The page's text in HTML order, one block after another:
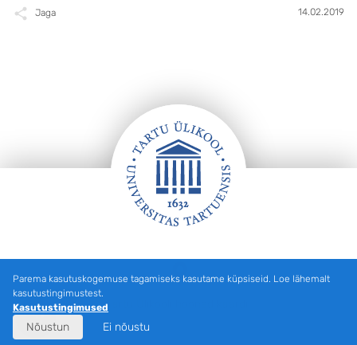
Jaga 14.02.2019
Tartu Ülikooli hooned kaardil
Parema kasutuskogemuse tagamiseks kasutame küpsiseid. Loe lähemalt
kasutustingimustest.
Kasutustingimused
Nõustun Ei nõustu